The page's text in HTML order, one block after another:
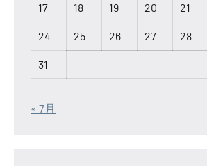
17 18 19 20 21
24 25 26 27 28
31
« 7月